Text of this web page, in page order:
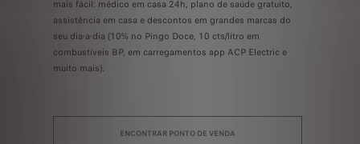
mais fácil: médico em casa 24h, plano de saúde gratuito,
assistência em casa e descontos em grandes marcas do
seu dia-a-dia (10% no Pingo Doce, 10 cts/litro em
combustíveis BP, em carregamentos app ACP Electric e
muito mais).
ENCONTRAR PONTO DE VENDA